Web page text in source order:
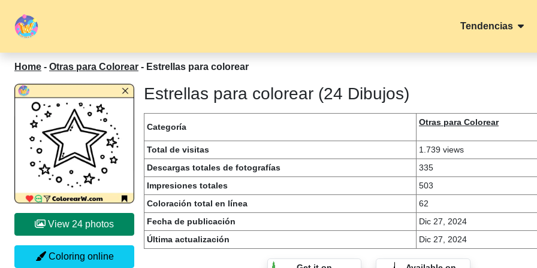
Tendencias
Home - Otras para Colorear - Estrellas para colorear
View 24 photos
Coloring online
Estrellas para colorear (24 Dibujos)
Categoría Otras para Colorear
Total de visitas
1.739 views
Descargas totales de fotografías
335
Impresiones totales
503
Coloración total en línea
62
Fecha de publicación
Dic 27, 2024
Última actualización
Dic 27, 2024